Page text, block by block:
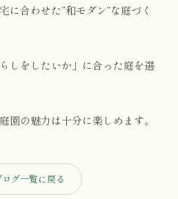
に合わせた“和モダン”な庭づく
しをしたいか」に合った庭を選
園の魅力は十分に楽しめます。
グ一覧に戻る